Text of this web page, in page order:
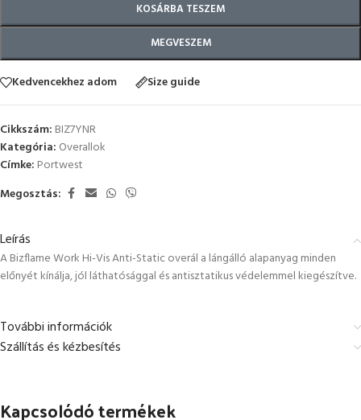
KOSÁRBA TESZEM
MEGVESZEM
Kedvencekhez adom Size guide
Cikkszám: BIZ7YNR
Kategória: Overallok
Címke: Portwest
Megosztás:
Leírás
A Bizflame Work Hi-Vis Anti-Static overál a lángálló alapanyag minden
előnyét kínálja, jól láthatósággal és antisztatikus védelemmel kiegészítve.
További információk
Szállítás és kézbesítés
Kapcsolódó termékek